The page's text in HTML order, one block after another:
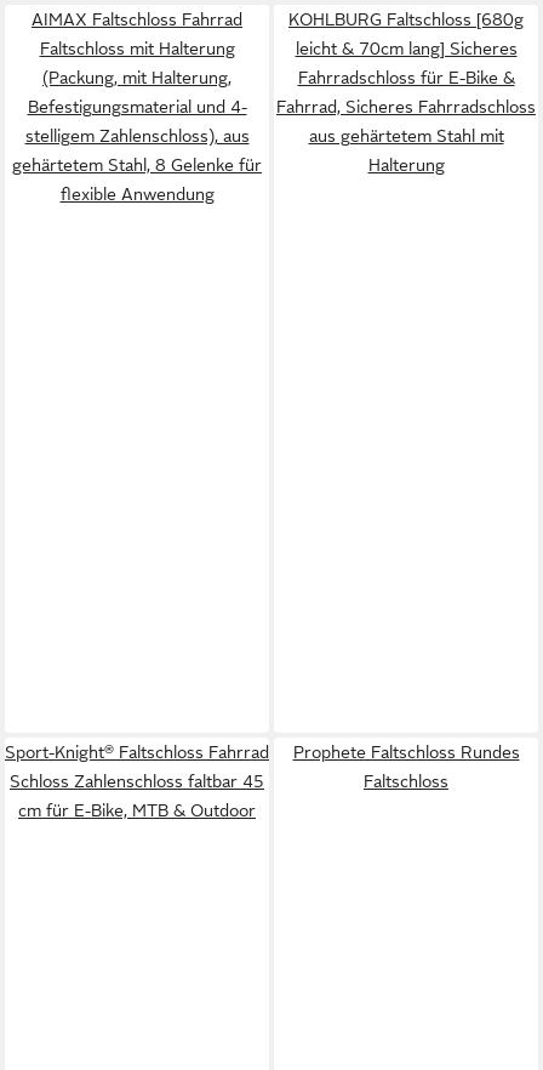
AIMAX Faltschloss Fahrrad
Faltschloss mit Halterung
(Packung, mit Halterung,
Befestigungsmaterial und 4-
stelligem Zahlenschloss), aus
gehärtetem Stahl, 8 Gelenke für
flexible Anwendung
KOHLBURG Faltschloss [680g
leicht & 70cm lang] Sicheres
Fahrradschloss für E-Bike &
Fahrrad, Sicheres Fahrradschloss
aus gehärtetem Stahl mit
Halterung
Sport-Knight® Faltschloss Fahrrad
Schloss Zahlenschloss faltbar 45
cm für E-Bike, MTB & Outdoor
Prophete Faltschloss Rundes
Faltschloss